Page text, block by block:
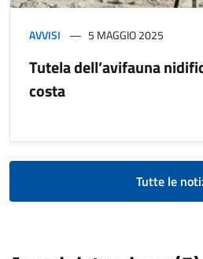
AVVISI 5 MAGGIO 2025
Tutela dell’avifauna
costa
Tutte le